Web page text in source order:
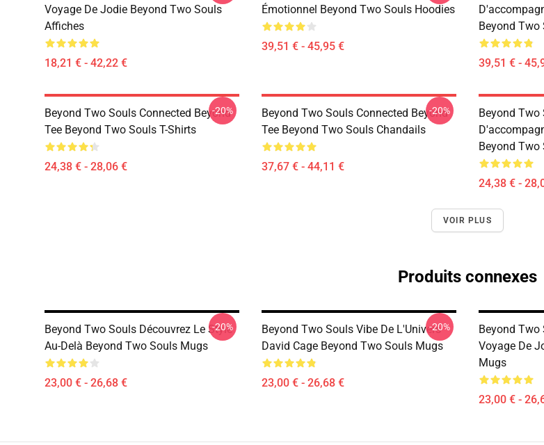
Voyage De Jodie Beyond Two Souls
Affiches
18,21 € - 42,22 €
Émotionnel Beyond Two Souls Hoodies
39,51 € - 45,95 €
Beyond Two
39,51 € -
Beyond Two Souls Connected Beyond
Tee Beyond Two Souls T-Shirts
24,38 € - 28,06 €
-20%
Beyond Two Souls Connected Beyond
Tee Beyond Two Souls Chandails
37,67 € - 44,11 €
-20%
Beyond
Beyond Two
24,38 € -
VOIR PLUS
Produits connexes
Beyond Two Souls Découvrez Le Style
Au-Delà Beyond Two Souls Mugs
23,00 € - 26,68 €
-20%
Beyond Two Souls Vibe De L'Univers
David Cage Beyond Two Souls Mugs
23,00 € - 26,68 €
-20%
Beyond Two
Voyage De
Mugs
23,00 € -